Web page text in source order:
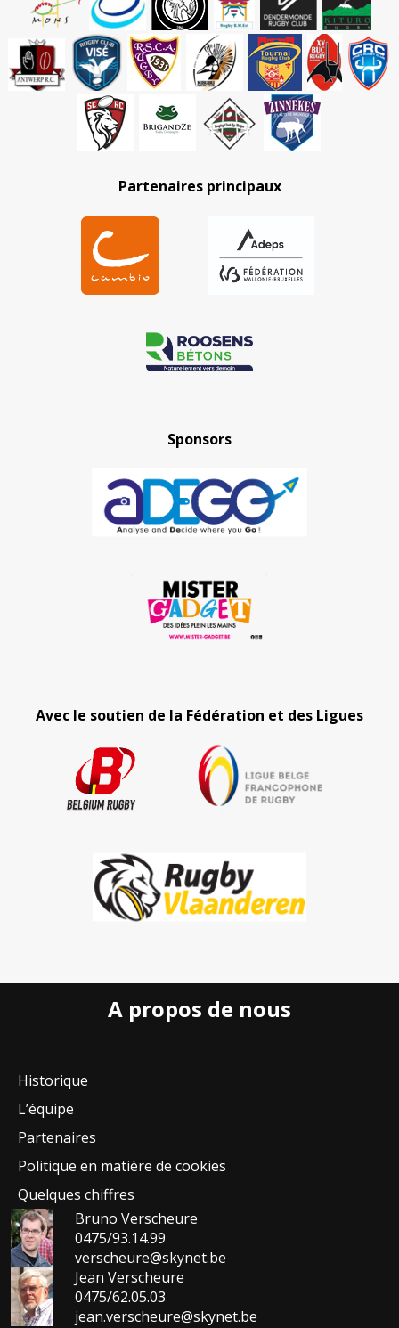
Partenaires principaux
Sponsors
Avec le soutien de la Fédération et des Ligues
A propos de nous
Historique
L’équipe
Partenaires
Politique en matière de cookies
Quelques chiffres
Bruno Verscheure
0475/93.14.99
verscheure@skynet.be
Jean Verscheure
0475/62.05.03
jean.verscheure@skynet.be